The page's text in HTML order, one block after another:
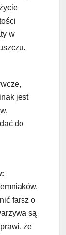
w
jest
do
farsz o
są
że